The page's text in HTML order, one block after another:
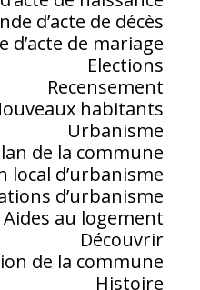
d’acte de décès
d’acte de mariage
Elections
Recensement
habitants
Urbanisme
de la commune
local d’urbanisme
d’urbanisme
Aides au logement
Découvrir
de la commune
Histoire